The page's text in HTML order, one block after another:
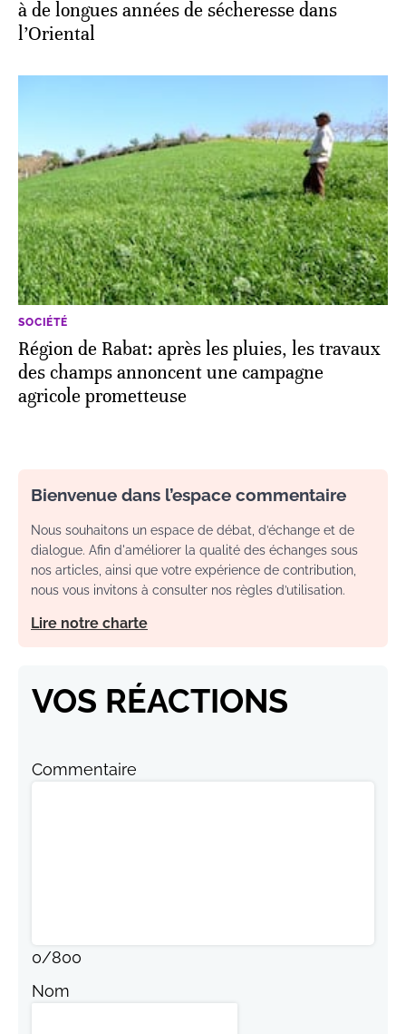
à de longues années de sécheresse dans
l’Oriental
SOCIÉTÉ
Région de Rabat: après les pluies, les travaux
des champs annoncent une campagne
agricole prometteuse
Bienvenue dans l’espace commentaire
Nous souhaitons un espace de débat, d’échange et de
dialogue. Afin d'améliorer la qualité des échanges sous
nos articles, ainsi que votre expérience de contribution,
nous vous invitons à consulter nos règles d’utilisation.
Lire notre charte
VOS RÉACTIONS
Commentaire
0/800
Nom